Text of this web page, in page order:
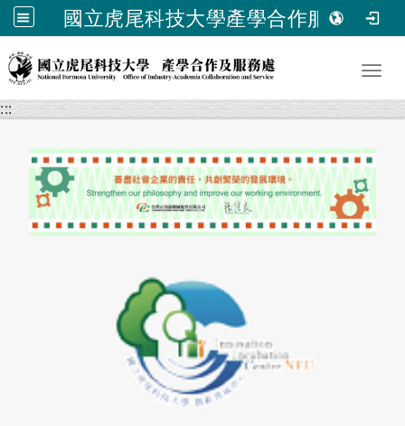
國立虎尾科技大學產學合作服務處
跳到主要內容
:::